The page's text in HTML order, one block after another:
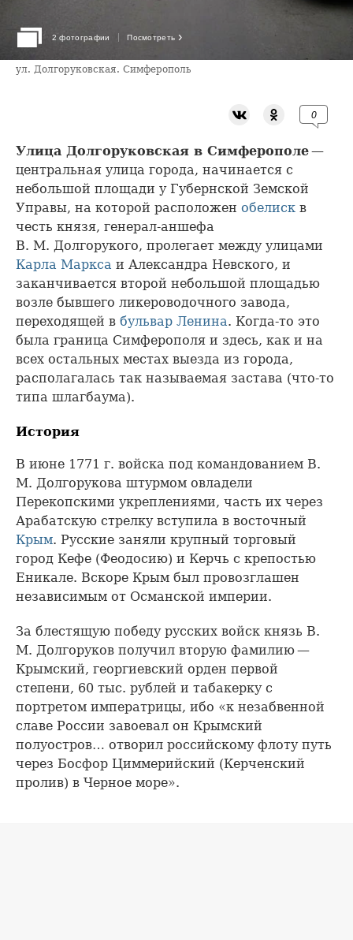
2 фотографии Посмотреть ›
ул. Долгоруковская. Симферополь
0
Улица Долгоруковская в Симферополе—
центральная улица города, начинается с
небольшой площади у Губернской Земской
Управы, на которой расположен обелиск в
честь князя, генерал-аншефа
В. М. Долгорукого, пролегает между улицами
Карла Маркса и Александра Невского, и
заканчивается второй небольшой площадью
возле бывшего ликероводочного завода,
переходящей в бульвар Ленина. Когда-то это
была граница Симферополя и здесь, как и на
всех остальных местах выезда из города,
располагалась так называемая застава (что-то
типа шлагбаума).
История
В июне 1771 г. войска под командованием В.
М. Долгорукова штурмом овладели
Перекопскими укреплениями, часть их через
Арабатскую стрелку вступила в восточный
Крым. Русские заняли крупный торговый
город Кефе (Феодосию) и Керчь с крепостью
Еникале. Вскоре Крым был провозглашен
независимым от Османской империи.
За блестящую победу русских войск князь В.
М. Долгоруков получил вторую фамилию —
Крымский, георгиевский орден первой
степени, 60 тыс. рублей и табакерку с
портретом императрицы, ибо «к незабвенной
славе России завоевал он Крымский
полуостров… отворил российскому флоту путь
через Босфор Циммерийский (Керченский
пролив) в Черное море».